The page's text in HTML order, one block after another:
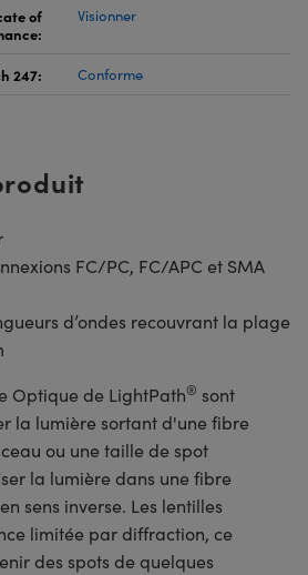
of
Visionner
247: Conforme
FC/PC, FC/APC et SMA
d’ondes recouvrant la plage
Optique de LightPath® sont
la lumière sortant d'une fibre
ou une taille de spot
la lumière dans une fibre
sens inverse. Les lentilles
limitée par diffraction, ce
des spots de quelques